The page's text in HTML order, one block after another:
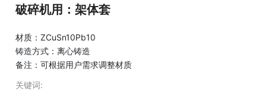
破碎机用：架体套
材质：ZCuSn10Pb10
铸造方式：离心铸造
备注：可根据用户需求调整材质
关键词: